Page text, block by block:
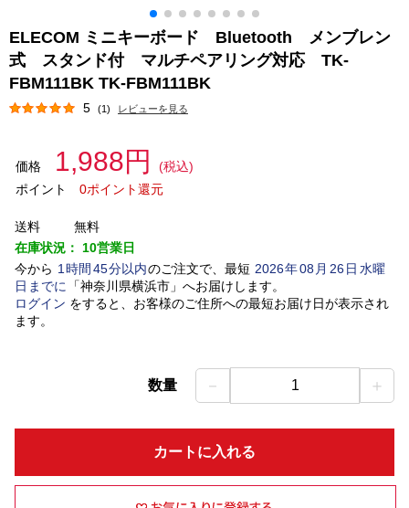
ELECOM ミニキーボード Bluetooth メンブレン
式 スタンド付 マルチペアリング対応 TK-
FBM111BK TK-FBM111BK
5 (1) レビューを見る
価格 1,988円
(税込)
ポイント
0ポイント還元
送料
無料
在庫状況： 10営業日
今から 1 時間 45分以内のご注文で、最短 2026年08 月 26日水曜
日 までに 「神奈川県横浜市」 へお届けします。
ログイン をすると、お客様のご住所への最短お届け日が表示され
ます。
数量 － 1 ＋
カートに入れる